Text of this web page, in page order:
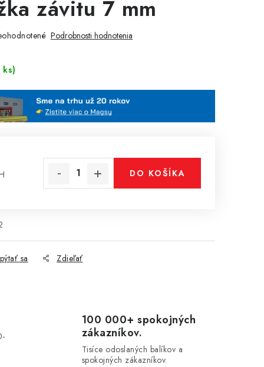
závitu 7 mm
Podrobnosti hodnotenia
ks)
DO KOŠÍKA
sa Zdieľať
100 000+ spokojných
zákazníkov.
Tisíce odoslaných balíkov a
spokojných zákazníkov.